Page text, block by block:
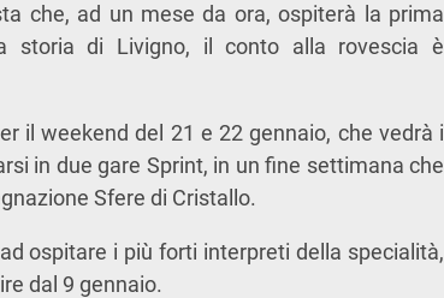
che, ad un mese da ora, ospiterà la prima
storia di Livigno, il conto alla rovescia è
il weekend del 21 e 22 gennaio, che vedrà i
in due gare Sprint, in un fine settimana che
Sfere di Cristallo.
ospitare i più forti interpreti della specialità,
dal 9 gennaio.